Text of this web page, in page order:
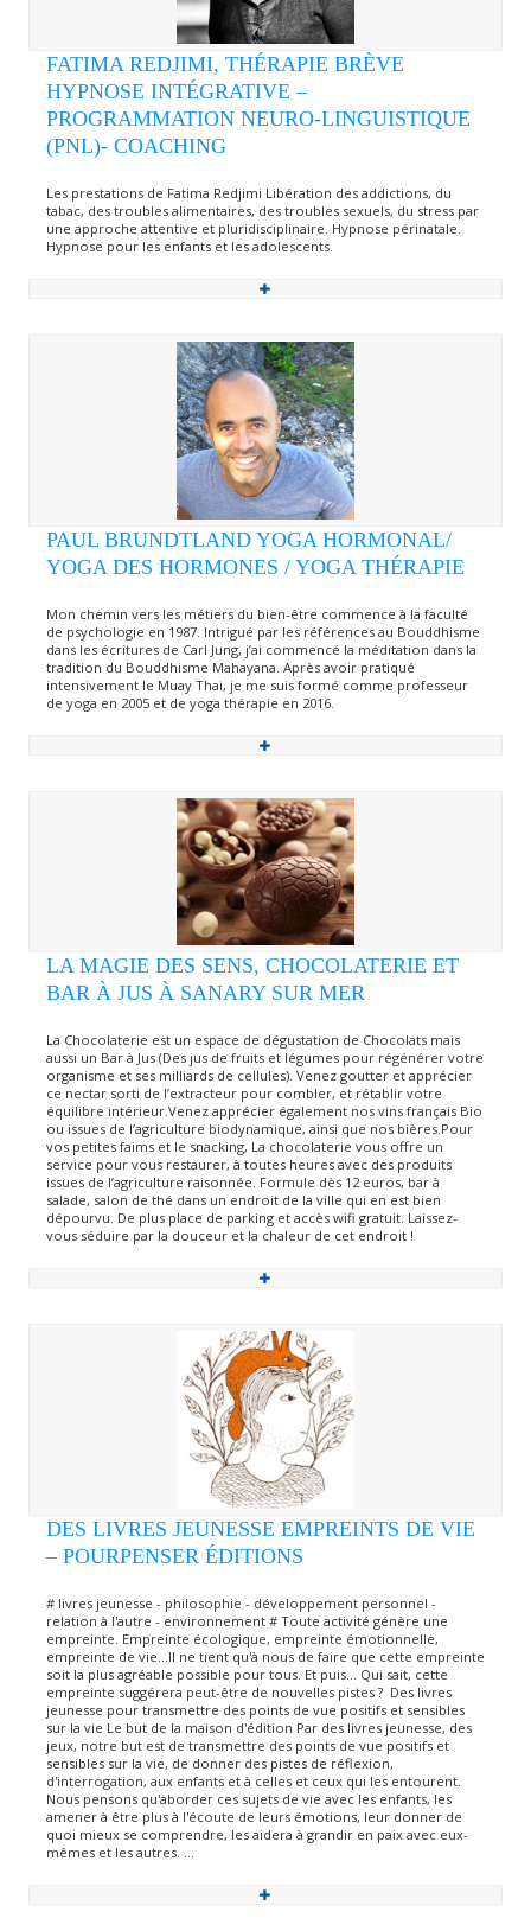
FATIMA REDJIMI, THÉRAPIE BRÈVE
HYPNOSE INTÉGRATIVE –
PROGRAMMATION NEURO-LINGUISTIQUE
(PNL)- COACHING
Les prestations de Fatima Redjimi Libération des addictions, du
tabac, des troubles alimentaires, des troubles sexuels, du stress par
une approche attentive et pluridisciplinaire. Hypnose périnatale.
Hypnose pour les enfants et les adolescents.
PAUL BRUNDTLAND YOGA HORMONAL/
YOGA DES HORMONES / YOGA THÉRAPIE
Mon chemin vers les métiers du bien-être commence à la faculté
de psychologie en 1987. Intrigué par les références au Bouddhisme
dans les écritures de Carl Jung, j’ai commencé la méditation dans la
tradition du Bouddhisme Mahayana. Après avoir pratiqué
intensivement le Muay Thai, je me suis formé comme professeur
de yoga en 2005 et de yoga thérapie en 2016.
LA MAGIE DES SENS, CHOCOLATERIE ET
BAR À JUS À SANARY SUR MER
La Chocolaterie est un espace de dégustation de Chocolats mais
aussi un Bar à Jus (Des jus de fruits et légumes pour régénérer votre
organisme et ses milliards de cellules). Venez goutter et apprécier
ce nectar sorti de l’extracteur pour combler, et rétablir votre
équilibre intérieur.Venez apprécier également nos vins français Bio
ou issues de l’agriculture biodynamique, ainsi que nos bières.Pour
vos petites faims et le snacking, La chocolaterie vous offre un
service pour vous restaurer, à toutes heures avec des produits
issues de l’agriculture raisonnée. Formule dès 12 euros, bar à
salade, salon de thé dans un endroit de la ville qui en est bien
dépourvu. De plus place de parking et accès wifi gratuit. Laissez-
vous séduire par la douceur et la chaleur de cet endroit !
DES LIVRES JEUNESSE EMPREINTS DE VIE
– POURPENSER ÉDITIONS
# livres jeunesse - philosophie - développement personnel -
relation à l'autre - environnement # Toute activité génère une
empreinte. Empreinte écologique, empreinte émotionnelle,
empreinte de vie...Il ne tient qu'à nous de faire que cette empreinte
soit la plus agréable possible pour tous. Et puis... Qui sait, cette
empreinte suggérera peut-être de nouvelles pistes ? Des livres
jeunesse pour transmettre des points de vue positifs et sensibles
sur la vie Le but de la maison d'édition Par des livres jeunesse, des
jeux, notre but est de transmettre des points de vue positifs et
sensibles sur la vie, de donner des pistes de réflexion,
d'interrogation, aux enfants et à celles et ceux qui les entourent.
Nous pensons qu'aborder ces sujets de vie avec les enfants, les
amener à être plus à l'écoute de leurs émotions, leur donner de
quoi mieux se comprendre, les aidera à grandir en paix avec eux-
mêmes et les autres. ...